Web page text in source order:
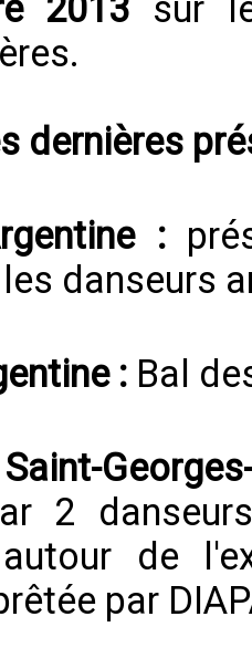
2013 sur
dernières
:
danseurs
: Bal
2
de
par